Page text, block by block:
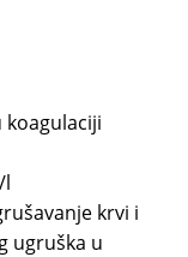
l
krvi i
ugruška u